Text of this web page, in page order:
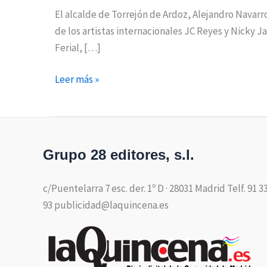
El alcalde de Torrejón de Ardoz, Alejandro
de los artistas internacionales JC Reyes y Nicky
Ferial, […]
Leer más »
Grupo 28 editores, s.l.
c/Puentelarra 7 esc. der. 1º D · 28031 Madrid Telf. 91
93 publicidad@laquincena.es